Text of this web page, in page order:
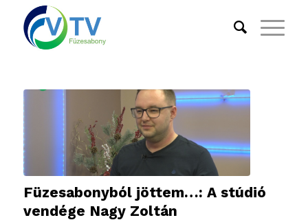
Füzesabonyból jöttem…: A stúdió
vendége Nagy Zoltán